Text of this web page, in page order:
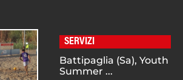
SERVIZI
Battipaglia (Sa), Youth
Summer ...